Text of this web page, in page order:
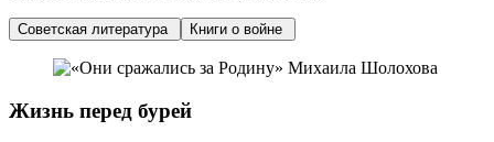
Советская литература Книги о войне
Жизнь перед бурей